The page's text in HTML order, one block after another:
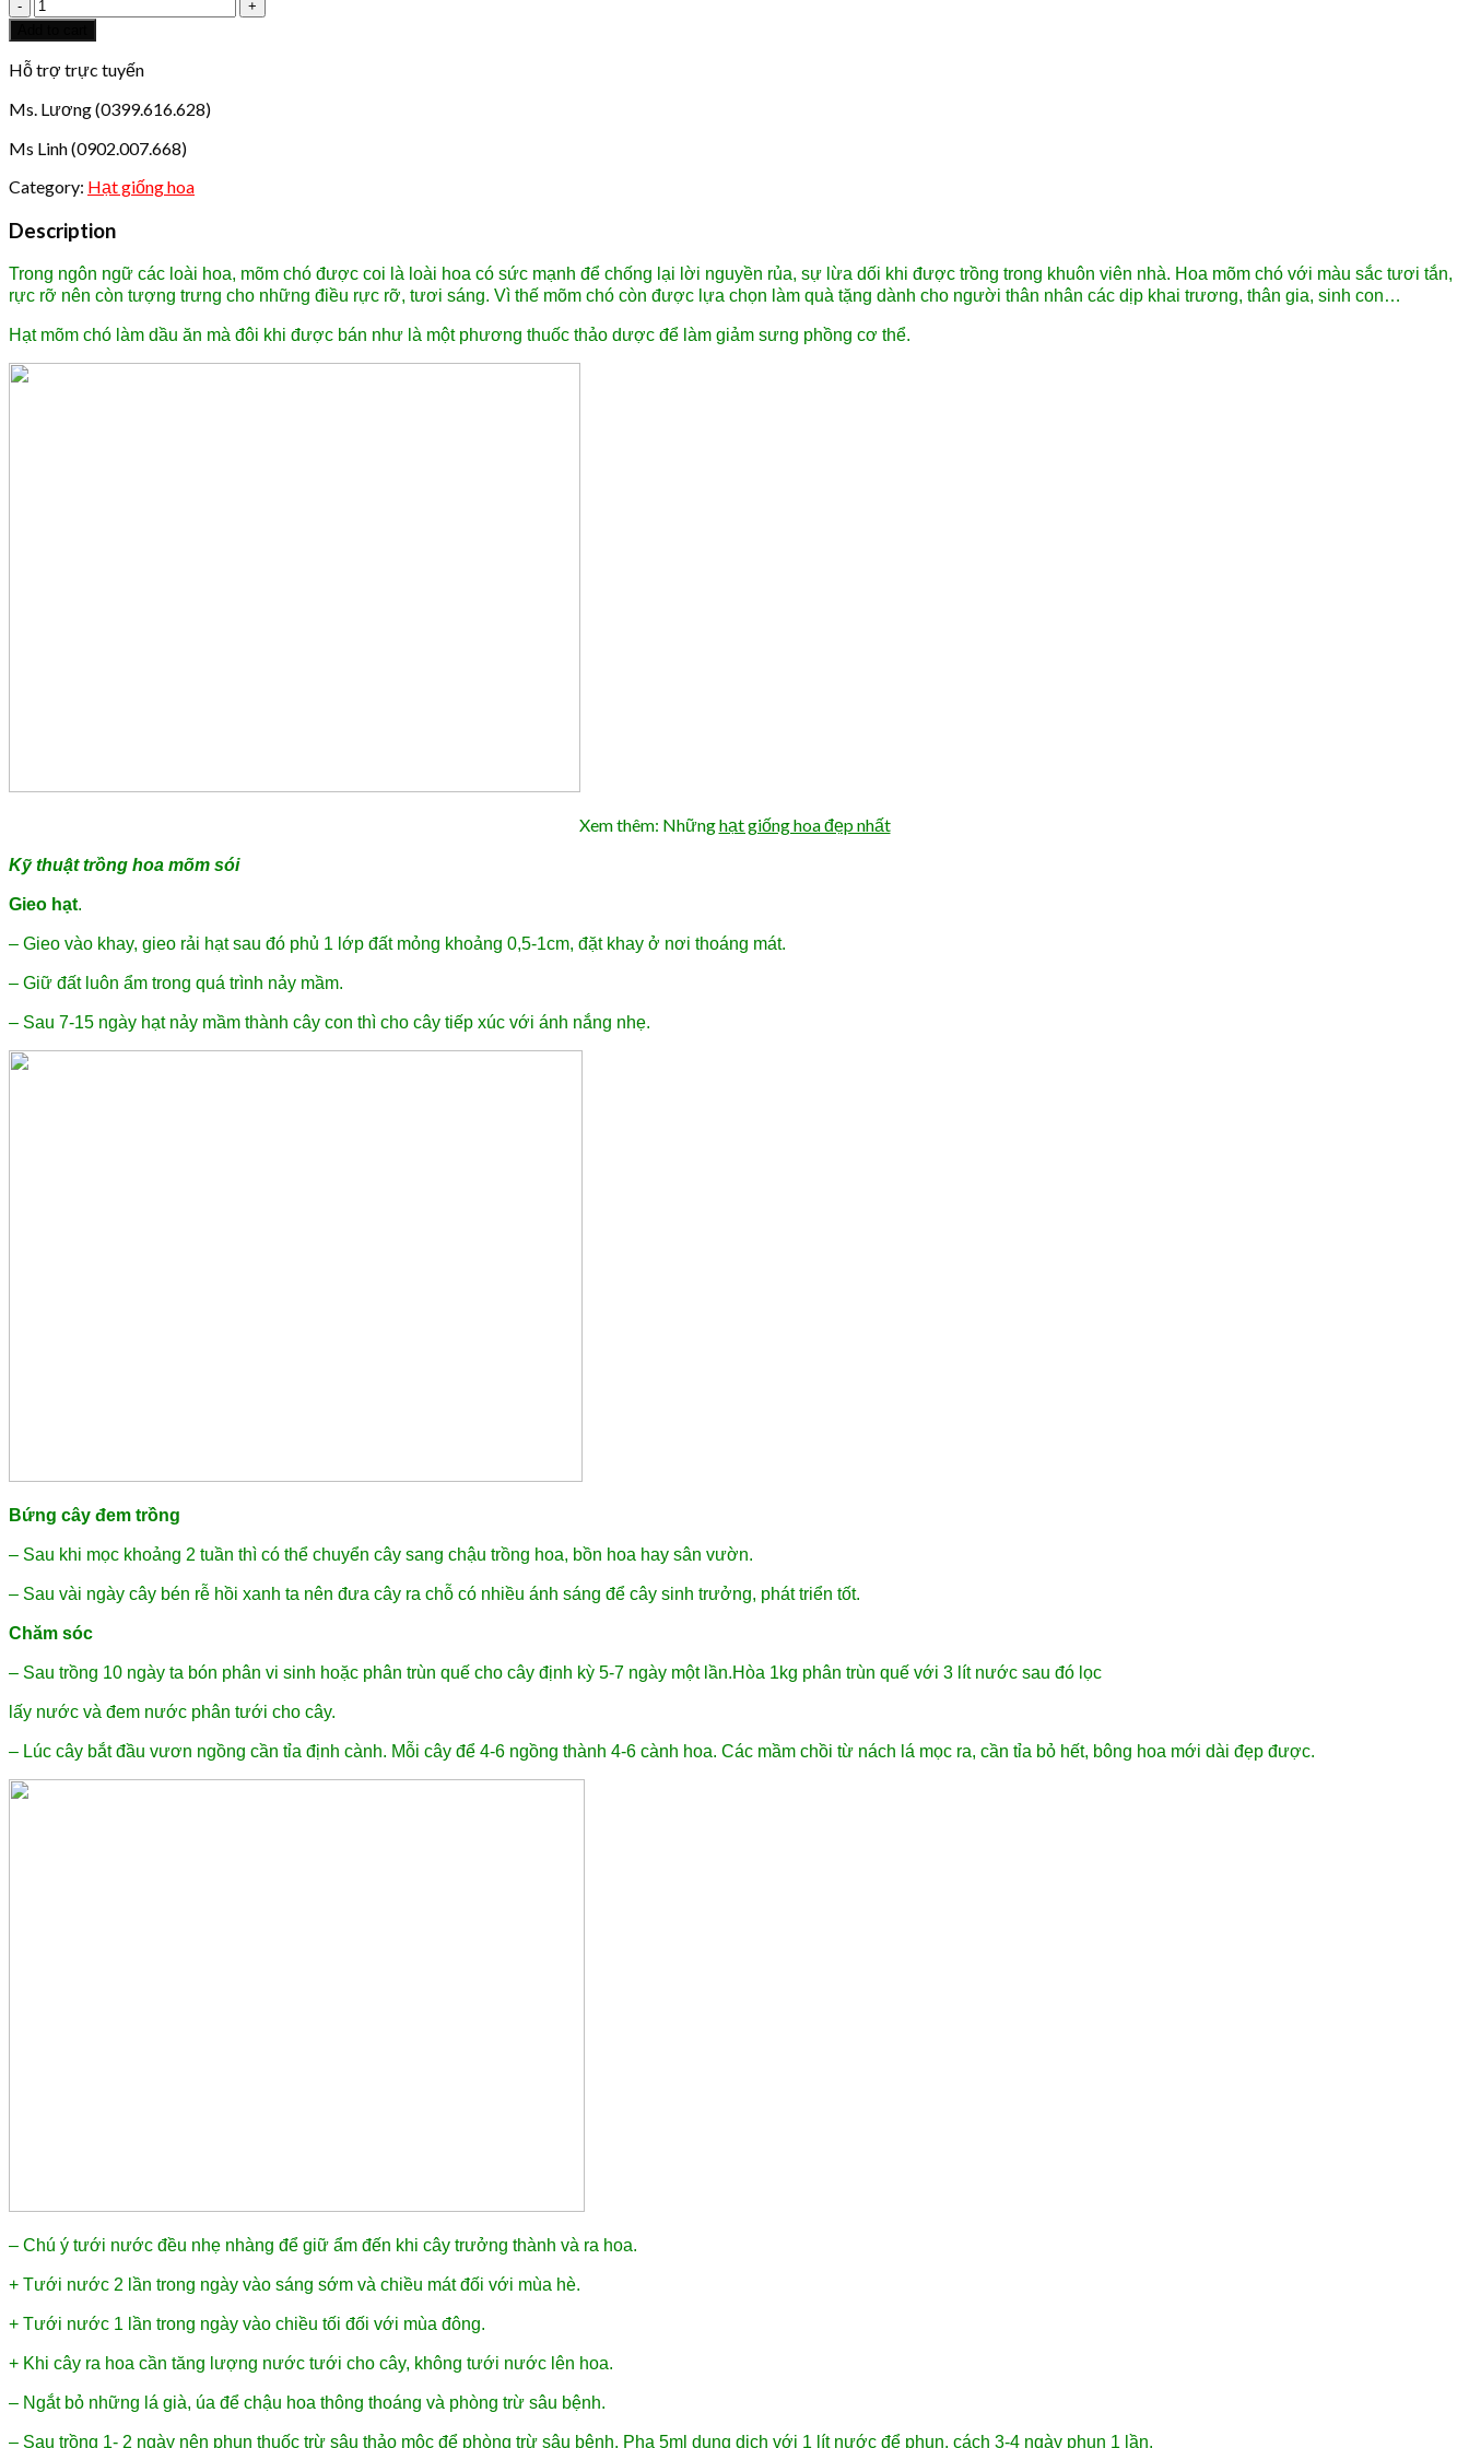
giống
hoa
mõm
quantity
Hỗ trợ trực tuyến
Ms. Lương (0399.616.628)
Ms Linh (0902.007.668)
Category: Hạt giống hoa
Description
Trong ngôn ngữ các loài hoa, mõm chó được coi là loài hoa có sức mạnh để chống lại lời nguyền rủa, sự lừa dối khi được trồng trong khuôn viên nhà. Hoa mõm chó với màu sắc tươi tắn,
rực rỡ nên còn tượng trưng cho những điều rực rỡ, tươi sáng. Vì thế mõm chó còn được lựa chọn làm quà tặng dành cho người thân nhân các dịp khai trương, thân gia, sinh con…
Hạt mõm chó làm dầu ăn mà đôi khi được bán như là một phương thuốc thảo dược để làm giảm sưng phồng cơ thể.
Xem thêm: Nhữnghạt giống hoa đẹp nhất
Kỹ thuật trồng hoa mõm sói
Gieo hạt.
– Gieo vào khay, gieo rải hạt sau đó phủ 1 lớp đất mỏng khoảng 0,5-1cm, đặt khay ở nơi thoáng mát.
– Giữ đất luôn ẩm trong quá trình nảy mầm.
– Sau 7-15 ngày hạt nảy mầm thành cây con thì cho cây tiếp xúc với ánh nắng nhẹ.
Bứng cây đem trồng
– Sau khi mọc khoảng 2 tuần thì có thể chuyển cây sang chậu trồng hoa, bồn hoa hay sân vườn.
– Sau vài ngày cây bén rễ hồi xanh ta nên đưa cây ra chỗ có nhiều ánh sáng để cây sinh trưởng, phát triển tốt.
Chăm sóc
– Sau trồng 10 ngày ta bón phân vi sinh hoặc phân trùn quế cho cây định kỳ 5-7 ngày một lần.Hòa 1kg phân trùn quế với 3 lít nước sau đó lọc
lấy nước và đem nước phân tưới cho cây.
– Lúc cây bắt đầu vươn ngồng cần tỉa định cành. Mỗi cây để 4-6 ngồng thành 4-6 cành hoa. Các mầm chồi từ nách lá mọc ra, cần tỉa bỏ hết, bông hoa mới dài đẹp được.
– Chú ý tưới nước đều nhẹ nhàng để giữ ẩm đến khi cây trưởng thành và ra hoa.
+ Tưới nước 2 lần trong ngày vào sáng sớm và chiều mát đối với mùa hè.
+ Tưới nước 1 lần trong ngày vào chiều tối đối với mùa đông.
+ Khi cây ra hoa cần tăng lượng nước tưới cho cây, không tưới nước lên hoa.
– Ngắt bỏ những lá già, úa để chậu hoa thông thoáng và phòng trừ sâu bệnh.
– Sau trồng 1- 2 ngày nên phun thuốc trừ sâu thảo mộc để phòng trừ sâu bệnh. Pha 5ml dung dịch với 1 lít nước để phun, cách 3-4 ngày phun 1 lần.